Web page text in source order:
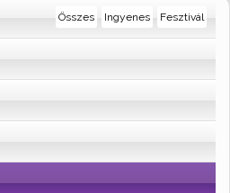
Fesztivál
Ingyenes
Összes